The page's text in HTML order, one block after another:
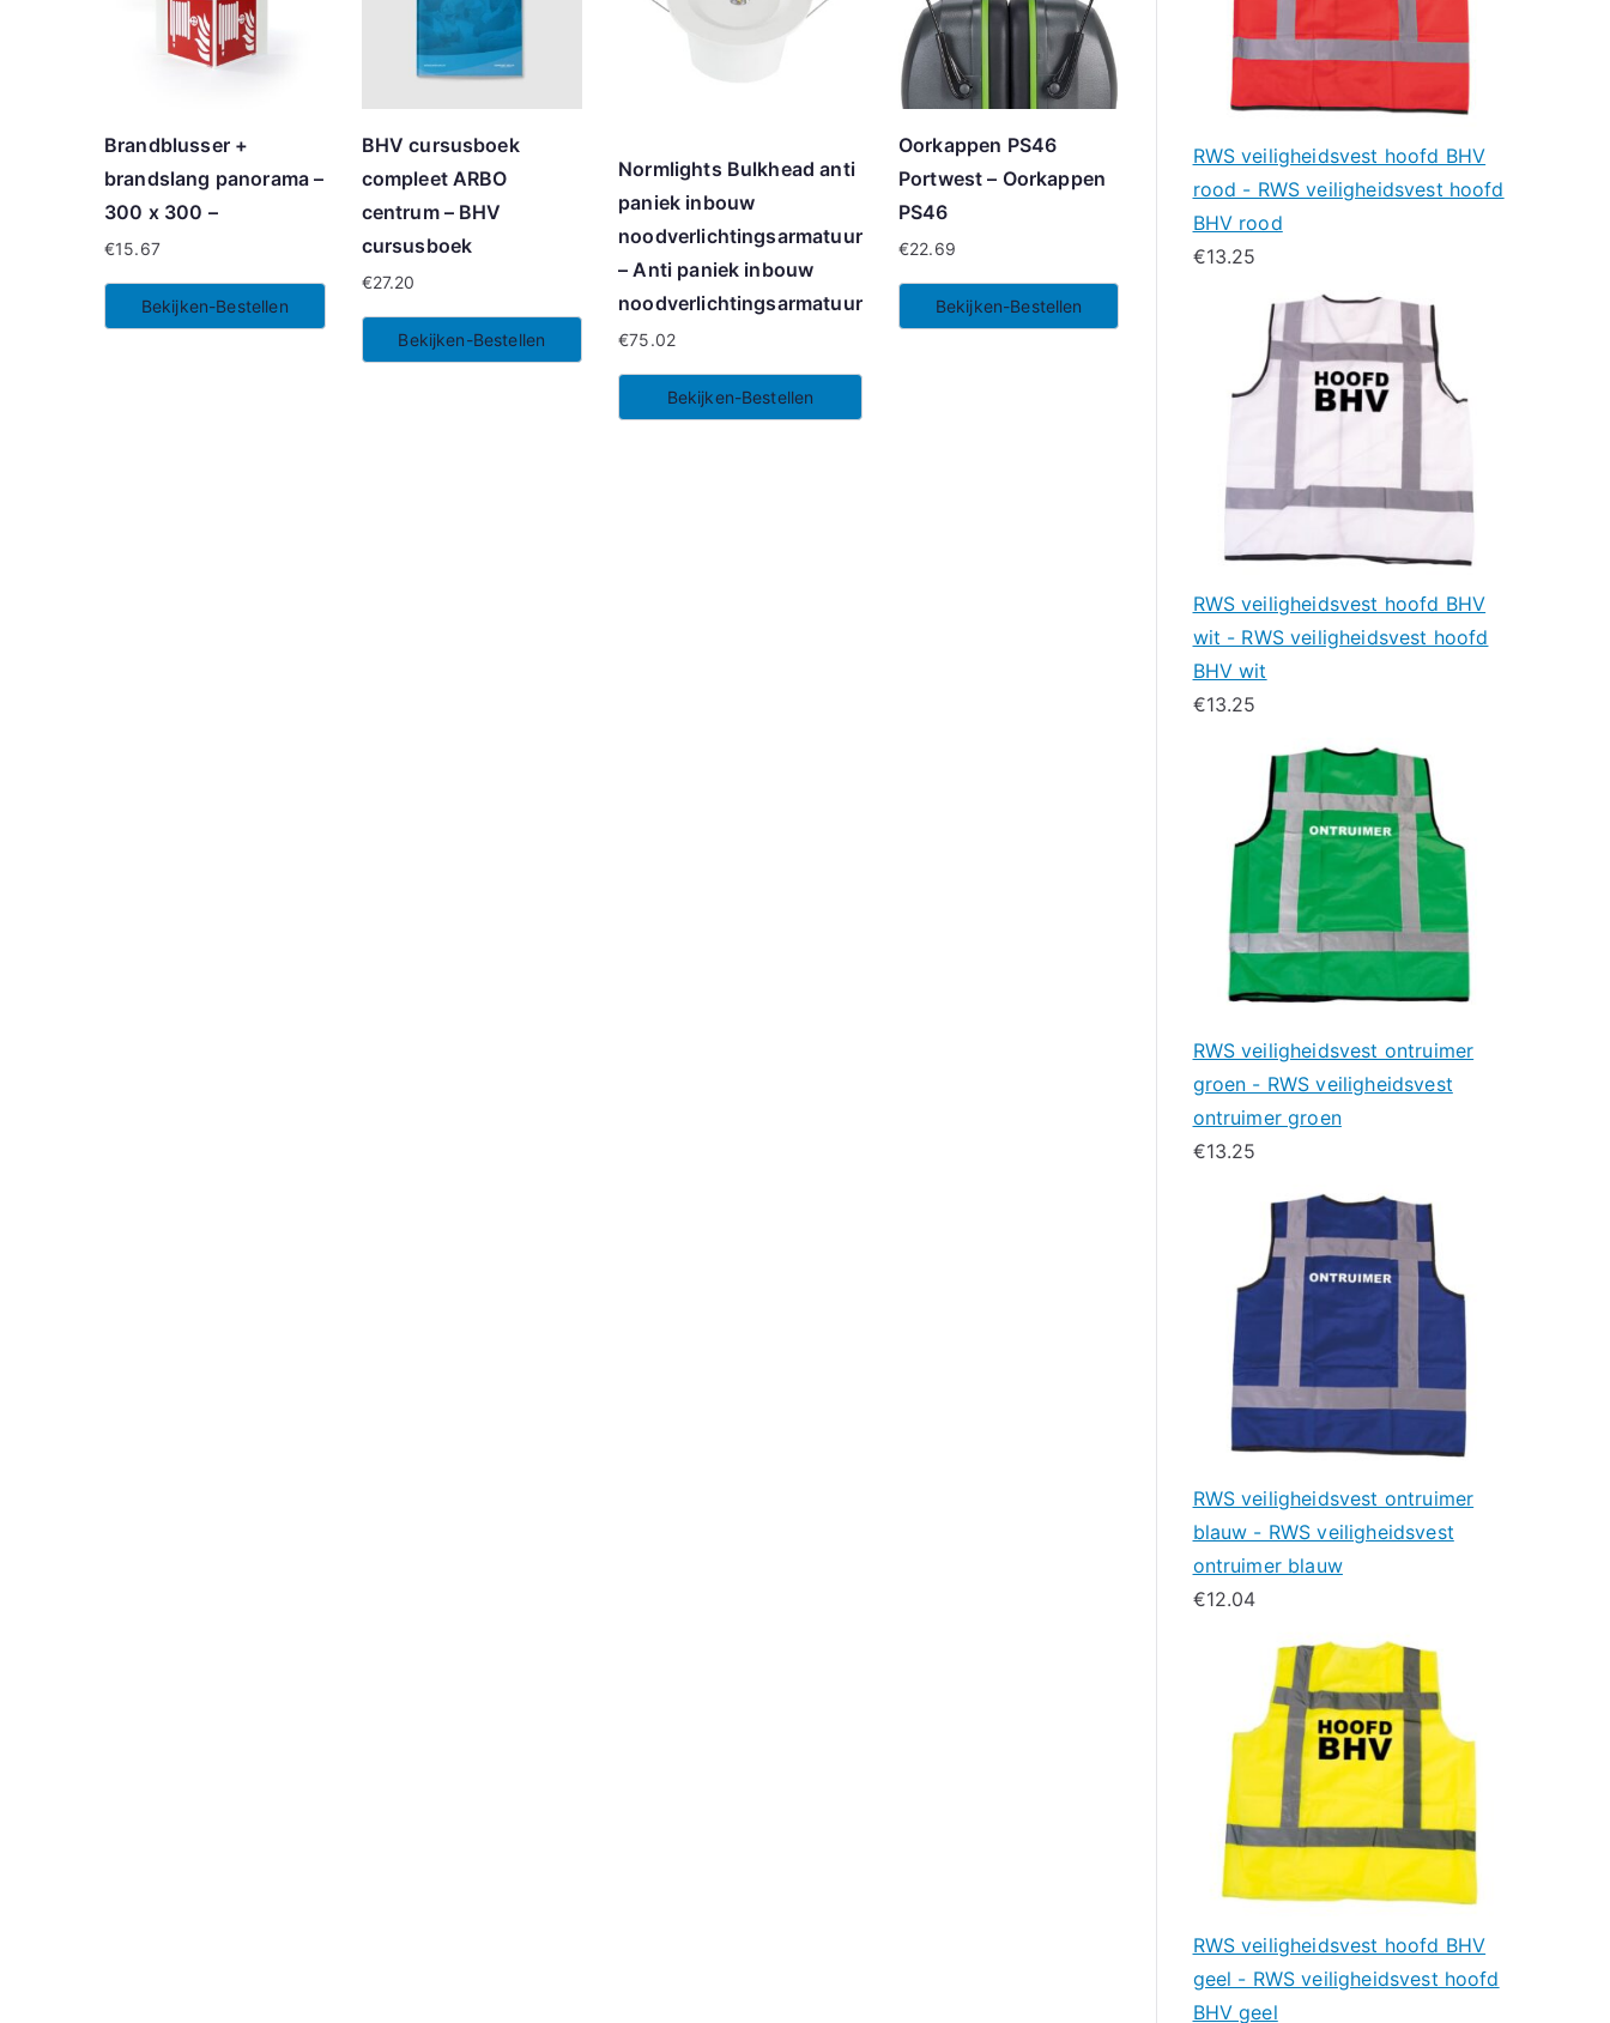
Brandblusser +
brandslang panorama –
300 x 300 –
€15.67
Bekijken-Bestellen
BHV cursusboek
compleet ARBO
centrum – BHV
cursusboek
€27.20
Bekijken-Bestellen
Normlights Bulkhead anti
paniek inbouw
noodverlichtingsarmatuur
– Anti paniek inbouw
noodverlichtingsarmatuur
€75.02
Bekijken-Bestellen
Oorkappen PS46
Portwest – Oorkappen
PS46
€22.69
Bekijken-Bestellen
RWS veiligheidsvest hoofd BHV
rood - RWS veiligheidsvest hoofd
BHV rood
€13.25
RWS veiligheidsvest hoofd BHV
wit - RWS veiligheidsvest hoofd
BHV wit
€13.25
RWS veiligheidsvest ontruimer
groen - RWS veiligheidsvest
ontruimer groen
€13.25
RWS veiligheidsvest ontruimer
blauw - RWS veiligheidsvest
ontruimer blauw
€12.04
RWS veiligheidsvest hoofd BHV
geel - RWS veiligheidsvest hoofd
BHV geel